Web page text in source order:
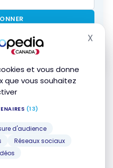
et vous donne
que vous souhaitez
(13)
d'audience
Réseaux sociaux
X
infolettres et contenus
et politique de
des taux
obtenir les mêmes
utiliser ses